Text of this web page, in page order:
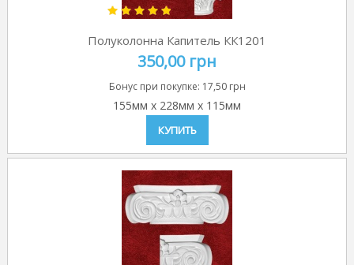
Полуколонна Капитель КК1201
350,00 грн
Бонус при покупке: 17,50 грн
155мм x 228мм x 115мм
КУПИТЬ